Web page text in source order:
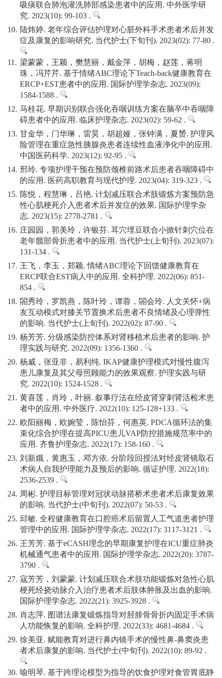
吸痰联合肺泡灌洗肺部感染患者中的应用. 中外医学研
究. 2023(10): 99-103 .
10. 陆炜婷. 老年综合评估护理对心脏外科手术患者术后并发
症及康复的影响研究. 当代护士(下旬刊). 2023(02): 77-80 .
11. 梁蒙蒙，王颖，樊慧丽，戴金萍，胡梅，赵莲，蒋明
珠，冯芹芹. 基于情绪ABC理论下Teach-back健康教育在
ERCP+EST患者中的应用. 国际护理学杂志. 2023(09):
1584-1588 .
12. 马桂花. 早期识别联合强化吞咽训练方案在脑卒中吞咽障
碍患者中的应用. 临床护理杂志. 2023(02): 59-62 .
13. 甘金华，门华琳，雷昊，胡超娅，张钟满，夏赟. 护理风
险管理在重症急性胰腺炎患者连续性血液净化中的应用.
中国医药科学. 2023(12): 92-95 .
14. 邢玲. 专项护理干预在预防颈椎前路术后患者吞咽障碍中
的应用. 医药高职教育与现代护理. 2023(04): 319-323 .
15. 陈悦，程慧琳，吕艳. 计划减压联合术肢锻炼方案预防急
性心肌梗死介入患者术后并发症的效果. 国际护理学杂
志. 2023(15): 2778-2781 .
16. 庄园园，郭美玲，许银芬. 耳穴埋豆联合小掀针刺穴位在
老年髋部骨折患者中的应用. 当代护士(上旬刊). 2023(07):
131-134 .
17. 王飞，李玉，郑颖. 情绪ABC理论下回馈健康教育在
ERCP联合EST病人中的应用. 全科护理. 2022(06): 851-
854 .
18. 閤秀玲，罗凯燕，陈叶玲，谭蓉，閤会玲. 人文关怀+病
友互动模式对膝关节置换术后患者不良情绪及心理弹性
的影响. 当代护士(上旬刊). 2022(02): 87-90 .
19. 杨芳芳. 分级感染防控体系对肾移植术后患者的影响. 护
理实践与研究. 2022(09): 1356-1360 .
20. 杨威，张亚非，易利纯. IKAP健康护理模式对慢性腹泻
患儿康复及其父母照顾能力的效果观察. 护理实践与研
究. 2022(10): 1524-1528 .
21. 黄喜莲，肖玲，叶丽. 叙事疗法在经皮肾穿刺肾活检术患
者中的应用. 中外医疗. 2022(10): 125-128+133 .
22. 欧阳丽梅，欧婉莹，陈怡芬，何惠英. PDCA循环法的集
束化综合护理在提高PICU患儿VAP防控措施规范率中的
应用. 齐鲁护理杂志. 2022(17): 158-160 .
23. 刘新娥，黄惠玉，邓方依. 分阶段回授法对经皮肾镜取石
术病人自我护理能力及预后的影响. 循证护理. 2022(18):
2536-2539 .
24. 周彬. 护理目标管理对冠状动脉搭桥术患者术后康复效果
的影响. 当代护士(中旬刊). 2022(07): 50-53 .
25. 邱敏. 全程健康教育在口腔癌术后留置人工气道患者护理
管理中的应用. 国际护理学杂志. 2022(17): 3117-3121 .
26. 王芳芳. 基于eCASH理念的早期康复护理在ICU重症肺炎
机械通气患者中的应用. 国际护理学杂志. 2022(20): 3787-
3790 .
27. 寇芳芳，刘蒙蒙. 计划减压联合术肢功能锻炼对急性心肌
梗死经挠动脉介入治疗患者术后肢体肿胀及出血的影响.
国际护理学杂志. 2022(21): 3925-3928 .
28. 肖志萍. 图谱法康复锻炼指导对胫腓骨骨折内固定手术病
人功能恢复的影响. 全科护理. 2022(33): 4681-4684 .
29. 徐美亚. 赋能教育对进行鼻内镜手术的慢性鼻-鼻窦炎患
者术后康复的影响. 当代护士(中旬刊). 2022(10): 89-92 .
30. 喻明琴. 基于跨理论模型为指导的饮食护理对食管胃底静